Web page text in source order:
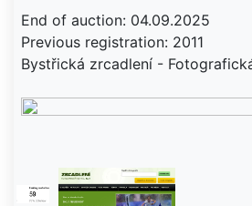
End of auction: 04.09.2025
Previous registration: 2011
Bystřická zrcadlení -